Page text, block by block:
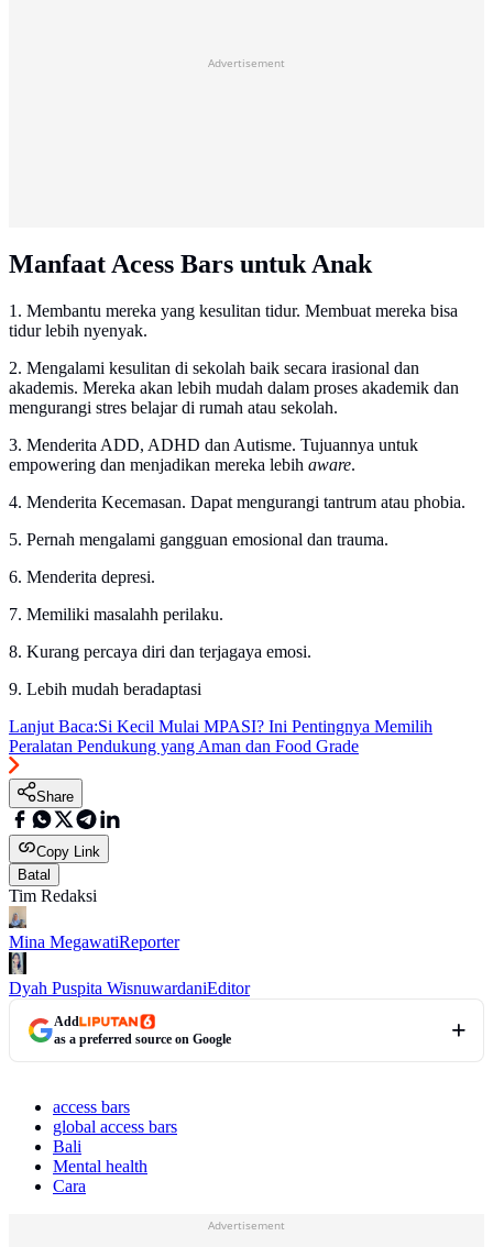
Advertisement
Manfaat Acess Bars untuk Anak
1. Membantu mereka yang kesulitan tidur. Membuat mereka bisa
tidur lebih nyenyak.
2. Mengalami kesulitan di sekolah baik secara irasional dan
akademis. Mereka akan lebih mudah dalam proses akademik dan
mengurangi stres belajar di rumah atau sekolah.
3. Menderita ADD, ADHD dan Autisme. Tujuannya untuk
empowering dan menjadikan mereka lebih aware.
4. Menderita Kecemasan. Dapat mengurangi tantrum atau phobia.
5. Pernah mengalami gangguan emosional dan trauma.
6. Menderita depresi.
7. Memiliki masalahh perilaku.
8. Kurang percaya diri dan terjagaya emosi.
9. Lebih mudah beradaptasi
Lanjut Baca:Si Kecil Mulai MPASI? Ini Pentingnya Memilih
Peralatan Pendukung yang Aman dan Food Grade
Share
Copy Link
Batal
Tim Redaksi
Mina MegawatiReporter
Dyah Puspita WisnuwardaniEditor
Add
as a preferred source on Google
access bars
global access bars
Bali
Mental health
Cara
Advertisement